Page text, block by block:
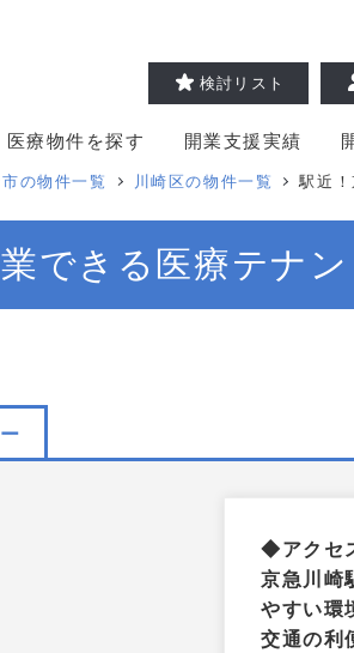
医療物件を探す 開業支援実績
検討リスト
市の物件一覧 川崎区の物件一覧 駅近
できる医療テナン
◆アクセ
京急川崎
やすい環
交通の利